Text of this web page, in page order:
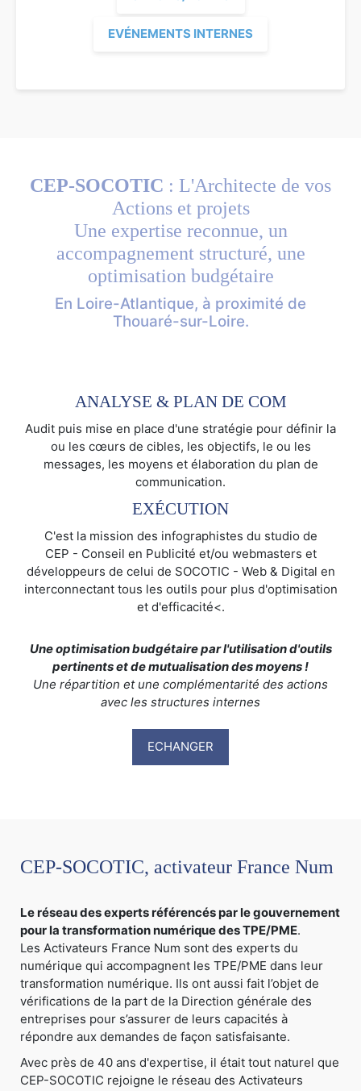
EVÉNEMENTS INTERNES
CEP-SOCOTIC : L'Architecte de vos
Actions et projets
Une expertise reconnue, un
accompagnement structuré, une
optimisation budgétaire
En Loire-Atlantique, à proximité de
Thouaré-sur-Loire.
ANALYSE & PLAN DE COM
Audit puis mise en place d'une stratégie pour définir la
ou les cœurs de cibles, les objectifs, le ou les
messages, les moyens et élaboration du plan de
communication.
EXÉCUTION
C'est la mission des infographistes du studio de
CEP - Conseil en Publicité et/ou webmasters et
développeurs de celui de SOCOTIC - Web & Digital en
interconnectant tous les outils pour plus d'optimisation
et d'efficacité<.
Une optimisation budgétaire par l'utilisation d'outils
pertinents et de mutualisation des moyens !
Une répartition et une complémentarité des actions
avec les structures internes
ECHANGER
CEP-SOCOTIC, activateur France Num
Le réseau des experts référencés par le gouvernement
pour la transformation numérique des TPE/PME.
Les Activateurs France Num sont des experts du
numérique qui accompagnent les TPE/PME dans leur
transformation numérique. Ils ont aussi fait l’objet de
vérifications de la part de la Direction générale des
entreprises pour s’assurer de leurs capacités à
répondre aux demandes de façon satisfaisante.
Avec près de 40 ans d'expertise, il était tout naturel que
CEP-SOCOTIC rejoigne le réseau des Activateurs